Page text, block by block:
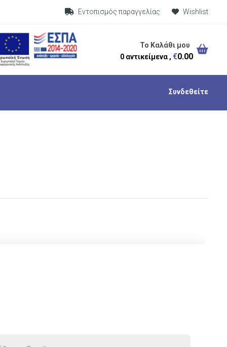
Εντοπισμός παραγγελίας Visit Link
Wishlist
Το Καλάθι μου
0 αντικείμενα , €0.00
Συνδεθείτε